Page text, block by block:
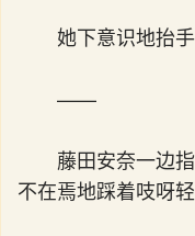
她下意识地抬
——
藤田安奈一边
不在焉地踩着吱呀